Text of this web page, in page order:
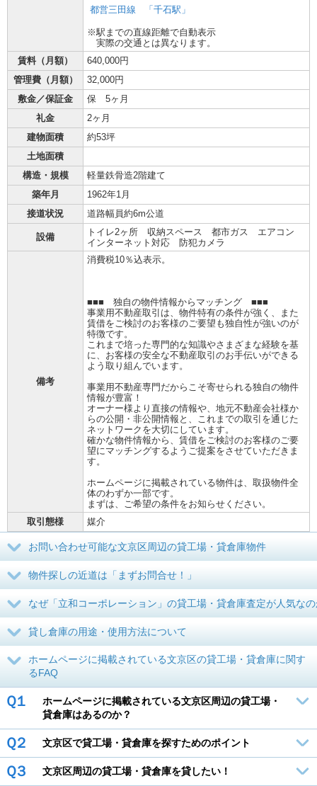
都営三田線
「千石駅」
※駅までの直線距離で自動表示
実際の交通とは異なります。
賃料（月額）
640,000円
管理費（月額）
32,000円
敷金／保証金
保 5ヶ月
礼金
2ヶ月
建物面積
約53坪
土地面積
構造・規模
軽量鉄骨造2階建て
築年月
1962年1月
接道状況
道路幅員約6m公道
設備
トイレ2ヶ所 収納スペース 都市ガス エアコン
インターネット対応 防犯カメラ
備考
消費税10％込表示。
■■■ 独自の物件情報からマッチング ■■■
事業用不動産取引は、物件特有の条件が強く、また
賃借をご検討のお客様のご要望も独自性が強いのが
特徴です。
これまで培った専門的な知識やさまざまな経験を基
に、お客様の安全な不動産取引のお手伝いができる
よう取り組んでいます。
事業用不動産専門だからこそ寄せられる独自の物件
情報が豊富！
オーナー様より直接の情報や、地元不動産会社様か
らの公開・非公開情報と、これまでの取引を通じた
ネットワークを大切にしています。
確かな物件情報から、賃借をご検討のお客様のご要
望にマッチングするようご提案をさせていただきま
す。
ホームページに掲載されている物件は、取扱物件全
体のわずか一部です。
まずは、ご希望の条件をお知らせください。
取引態様
媒介
お問い合わせ可能な文京区周辺の貸工場・貸倉庫物件
物件探しの近道は「まずお問合せ！」
なぜ「立和コーポレーション」の貸工場・貸倉庫査定が人気な
貸し倉庫の用途・使用方法について
ホームページに掲載されている文京区の貸工場・貸倉庫に関す
るFAQ
Ｑ１
ホームページに掲載されている文京区周辺の貸工場・
貸倉庫はあるのか？
Ｑ２ 文京区で貸工場・貸倉庫を探すためのポイント
Ｑ３ 文京区周辺の貸工場・貸倉庫を貸したい！